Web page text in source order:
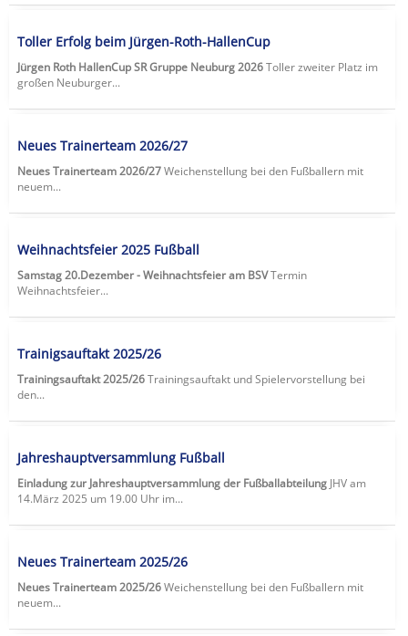
Toller Erfolg beim Jürgen-Roth-HallenCup
Jürgen Roth HallenCup SR Gruppe Neuburg 2026Toller zweiter Platz im
großen Neuburger...
Neues Trainerteam 2026/27
Neues Trainerteam 2026/27Weichenstellung bei den Fußballern mit
neuem...
Weihnachtsfeier 2025 Fußball
Samstag 20.Dezember - Weihnachtsfeier am BSVTermin
Weihnachtsfeier...
Trainigsauftakt 2025/26
Trainingsauftakt 2025/26Trainingsauftakt und Spielervorstellung bei
den...
Jahreshauptversammlung Fußball
Einladung zur Jahreshauptversammlung der FußballabteilungJHV am
14.März 2025 um 19.00 Uhr im...
Neues Trainerteam 2025/26
Neues Trainerteam 2025/26Weichenstellung bei den Fußballern mit
neuem...